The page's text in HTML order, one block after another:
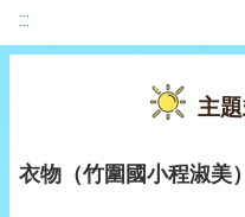
:::
主
衣物（竹圍國小程淑美）